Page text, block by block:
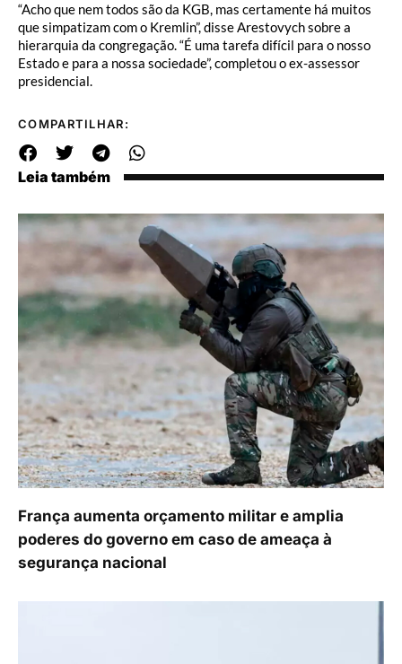
“Acho que nem todos são da KGB, mas certamente há muitos
que simpatizam com o Kremlin”, disse Arestovych sobre a
hierarquia da congregação. “É uma tarefa difícil para o nosso
Estado e para a nossa sociedade”, completou o ex-assessor
presidencial.
COMPARTILHAR:
Leia também
França aumenta orçamento militar e amplia
poderes do governo em caso de ameaça à
segurança nacional